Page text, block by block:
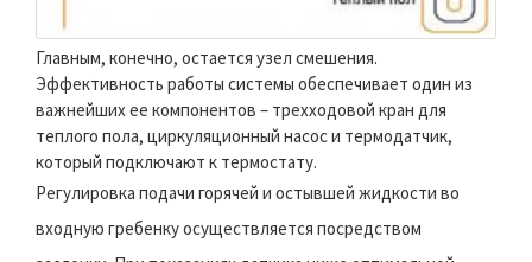
Главным, конечно, остается узел смешения.
Эффективность работы системы обеспечивает один из
важнейших ее компонентов – трехходовой кран для
теплого пола, циркуляционный насос и термодатчик,
который подключают к термостату.
Регулировка подачи горячей и остывшей жидкости во
входную гребенку осуществляется посредством